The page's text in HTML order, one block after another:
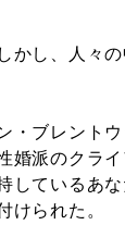
かし、人々
・ブレント
婚派のクラ
しているあ
けられた。